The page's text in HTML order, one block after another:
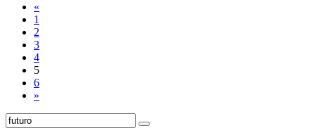
«
1
2
3
4
5
6
»